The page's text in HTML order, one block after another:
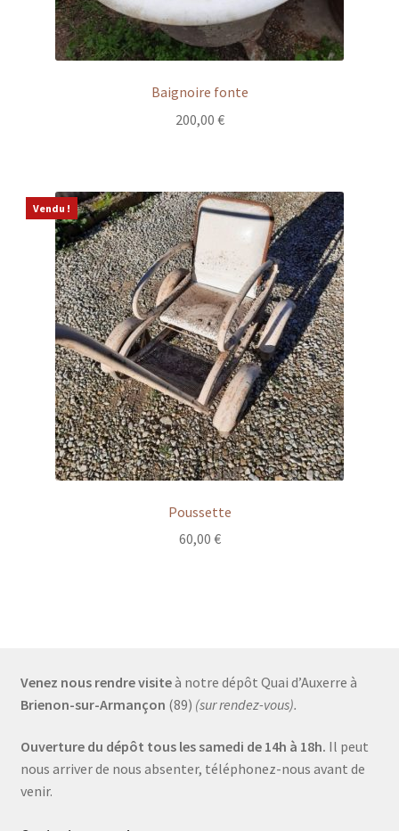
Baignoire fonte
200,00 €
Vendu !
Poussette
60,00 €
Venez nous rendre visiteà notre dépôt Quai d’Auxerre à
Brienon-sur-Armançon (89) (sur rendez-vous).
Ouverture du dépôt tous les samedi de 14h à 18h. Il peut
nous arriver de nous absenter, téléphonez-nous avant de
venir.